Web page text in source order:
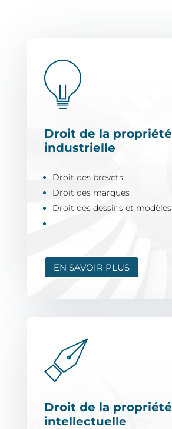
Droit de la propriété
industrielle
Droit des brevets
Droit des marques
Droit des dessins et modèles
...
EN SAVOIR PLUS
Droit de la propriété
intellectuelle